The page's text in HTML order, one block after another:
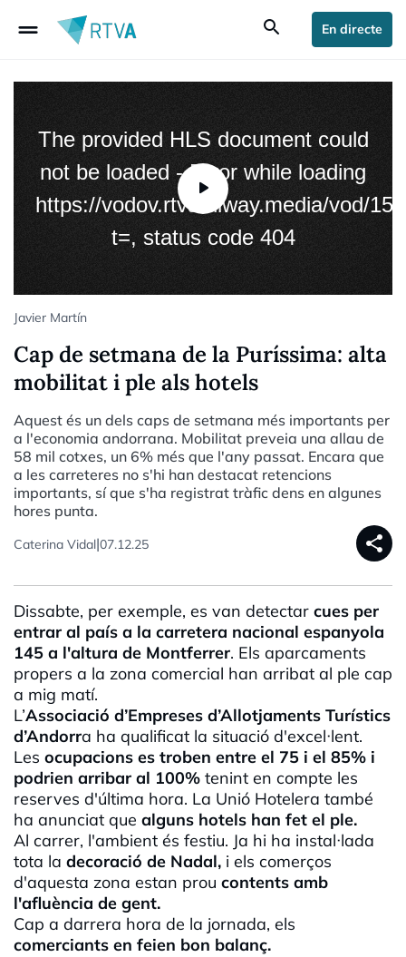
drag_handle search En directe
The provided HLS document could
not be loaded - Error while loading
https://vodov.rtva.hiway.media/vod/
t=, status code 404
Javier Martín
Cap de setmana de la Puríssima: alta
mobilitat i ple als hotels
Aquest és un dels caps de setmana més importants per
a l'economia andorrana. Mobilitat preveia una allau de
58 mil cotxes, un 6% més que l'any passat. Encara que
a les carreteres no s'hi han destacat retencions
importants, sí que s'ha registrat tràfic dens en algunes
hores punta.
Caterina Vidal|07.12.25 share
Dissabte, per exemple, es van detectar cues per
entrar al país a la carretera nacional espanyola
145 a l'altura de Montferrer. Els aparcaments
propers a la zona comercial han arribat al ple cap
a mig matí.
L’Associació d’Empreses d’Allotjaments Turístics
d’Andorra ha qualificat la situació d'excel·lent.
Les ocupacions es troben entre el 75 i el 85% i
podrien arribar al 100% tenint en compte les
reserves d'última hora. La Unió Hotelera també
ha anunciat que alguns hotels han fet el ple.
Al carrer, l'ambient és festiu. Ja hi ha instal·lada
tota la decoració de Nadal, i els comerços
d'aquesta zona estan prou contents amb
l'afluència de gent.
Cap a darrera hora de la jornada, els
comerciants en feien bon balanç.